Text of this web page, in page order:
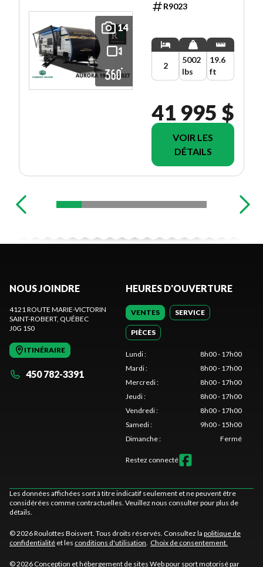
14
R9023
2
5002
lbs
19.6
ft
41 995 $
VOIR LES
DÉTAILS
NOUS JOINDRE
4121 ROUTE MARIE-VICTORIN
SAINT-ROBERT, QUÉBEC
J0G 1S0
ITINÉRAIRE
450 782-3391
HEURES D'OUVERTURE
VENTES SERVICE
PIÈCES
Lundi:
8h00 - 17h00
Mardi:
8h00 - 17h00
Mercredi:
8h00 - 17h00
Jeudi:
8h00 - 17h00
Vendredi:
8h00 - 17h00
Samedi:
9h00 - 15h00
Dimanche: Fermé
Restez connecté
Les données affichées sont à titre indicatif seulement et ne peuvent être
considérées comme contractuelles. Veuillez nous consulter pour plus de
détails.
© 2026 Roulottes Boisvert. Tous droits réservés. Consultez la politique de
confidentialité et les conditions d'utilisation Choix de consentement.
© 2026 Conception et hébergement de sites Web pour sport motorisé par